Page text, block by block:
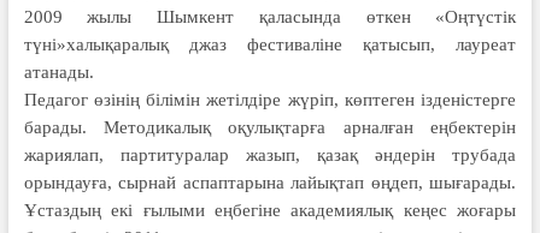
2009 жылы Шымкент қаласында өткен «Оңтүстік
түні»халықаралық джаз фестиваліне қатысып, лауреат
атанады.
Педагог өзінің білімін жетілдіре жүріп, көптеген ізденістерге
барады. Методикалық оқулықтарға арналған еңбектерін
жариялап, партитуралар жазып, қазақ әндерін трубада
орындауға, сырнай аспаптарына лайықтап өңдеп, шығарады.
Ұстаздың екі ғылыми еңбегіне академиялық кеңес жоғары